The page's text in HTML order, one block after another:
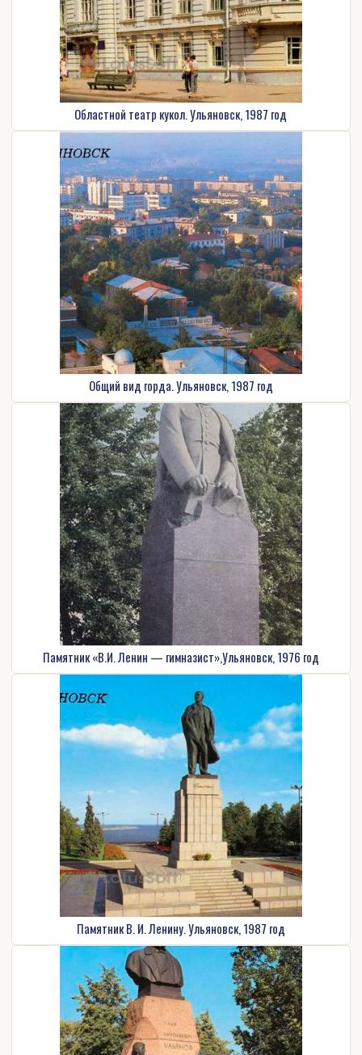
Областной театр кукол. Ульяновск, 1987 год
Общий вид горда. Ульяновск, 1987 год
Памятник «В.И. Ленин — гимназист»,Ульяновск, 1976 год
Памятник В. И. Ленину. Ульяновск, 1987 год